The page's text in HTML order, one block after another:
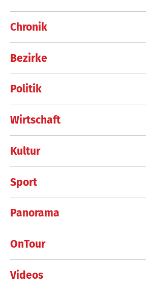
Chronik
Bezirke
Politik
Wirtschaft
Kultur
Sport
Panorama
OnTour
Videos